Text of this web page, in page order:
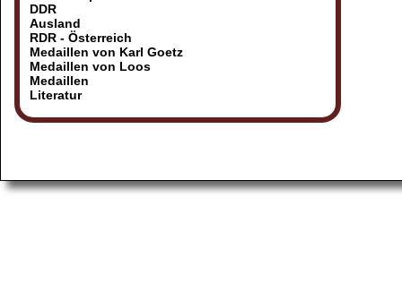
DDR
Ausland
RDR - Österreich
Medaillen von Karl Goetz
Medaillen von Loos
Medaillen
Literatur